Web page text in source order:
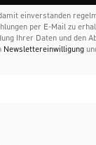
einverstanden
per E-Mail zu
Ihrer Daten und den
Newslettereinwilligung